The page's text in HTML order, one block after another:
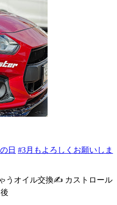
日 #3月もよろしくお願いしま
うオイル交換✍️ カストロール